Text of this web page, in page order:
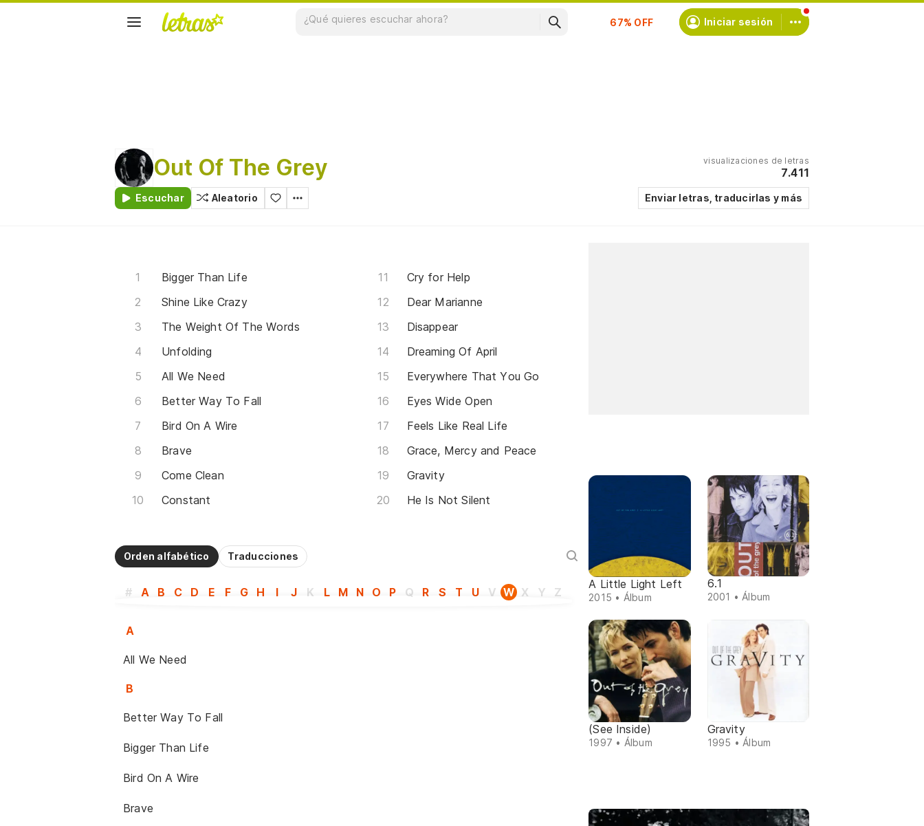
Suscríbete Iniciar sesión
Out Of The Grey
Escuchar Aleatorio
visualizaciones de letras
7.411
Enviar letras, traducirlas y más
Bigger Than Life
Shine Like Crazy
The Weight Of The Words
Unfolding
All We Need
Better Way To Fall
Bird On A Wire
Brave
Come Clean
Constant
Cry for Help
Dear Marianne
Disappear
Dreaming Of April
Everywhere That You Go
Eyes Wide Open
Feels Like Real Life
Grace, Mercy and Peace
Gravity
He Is Not Silent
Orden alfabético Traducciones
# A B C D E F G H I J K L M N O P Q R S T U V W X Y Z
A
All We Need
B
Better Way To Fall
Bigger Than Life
Bird On A Wire
Brave
A Little Light Left
2015 • Álbum
6.1
2001 • Álbum
(See Inside)
1997 • Álbum
Gravity
1995 • Álbum